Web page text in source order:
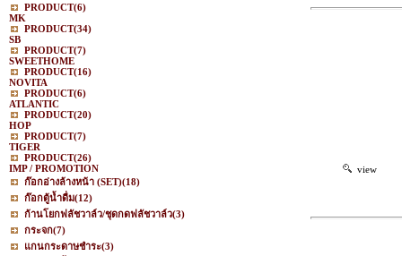
PRODUCT(6)
MK
PRODUCT(34)
SB
PRODUCT(7)
SWEETHOME
PRODUCT(16)
NOVITA
PRODUCT(6)
ATLANTIC
PRODUCT(20)
HOP
PRODUCT(7)
TIGER
PRODUCT(26)
IMP / PROMOTION
ก๊อกอ่างล้างหน้า (SET)(18)
ก๊อกตู้น้ำดื่ม(12)
ก้านโยกฟลัชวาล์ว/ชุดกดฟลัชวาล์ว(3)
กระจก(7)
แกนกระดาษชำระ(3)
view